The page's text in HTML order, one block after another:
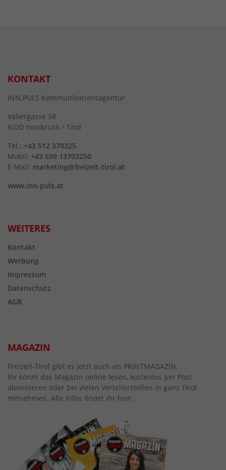
KONTAKT
INN.PULS Kommunikationsagentur
Valiergasse 58
6020 Innsbruck / Tirol
Tel.: +43 512 370325
Mobil: +43 699 13703250
E-Mail: marketing@freizeit-tirol.at
www.inn-puls.at
WEITERES
Kontakt
Werbung
Impressum
Datenschutz
AGB
MAGAZIN
Freizeit-Tirol gibt es jetzt auch als PRINTMAGAZIN.
Ihr könnt das Magazin online lesen, kostenlos per Post
abonnieren oder bei vielen Verteilerstellen in ganz Tirol
mitnehmen. Alle Infos findet ihr hier: